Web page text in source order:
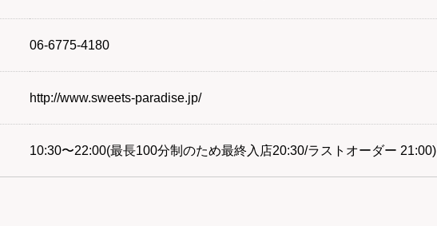
06-6775-4180
http://www.sweets-paradise.jp/
10:30〜22:00(最長100分制のため最終入店20:30/ラストオーダー 21:00)